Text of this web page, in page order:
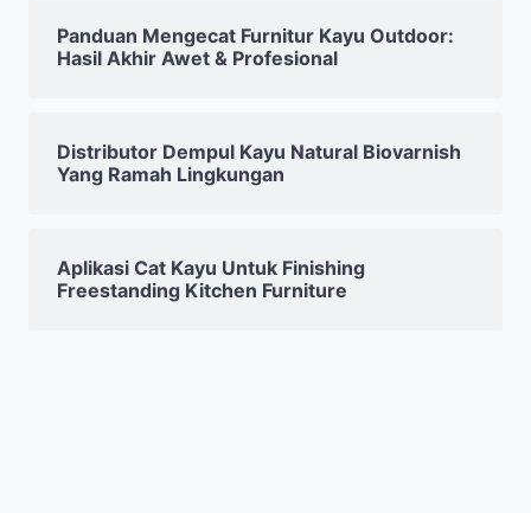
Panduan Mengecat Furnitur Kayu Outdoor:
Hasil Akhir Awet & Profesional
Distributor Dempul Kayu Natural Biovarnish
Yang Ramah Lingkungan
Aplikasi Cat Kayu Untuk Finishing
Freestanding Kitchen Furniture